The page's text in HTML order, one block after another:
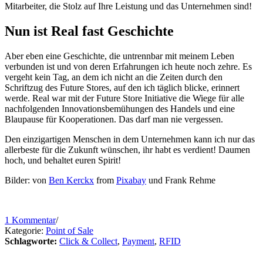
Mitarbeiter, die Stolz auf Ihre Leistung und das Unternehmen sind!
Nun ist Real fast Geschichte
Aber eben eine Geschichte, die untrennbar mit meinem Leben
verbunden ist und von deren Erfahrungen ich heute noch zehre. Es
vergeht kein Tag, an dem ich nicht an die Zeiten durch den
Schriftzug des Future Stores, auf den ich täglich blicke, erinnert
werde. Real war mit der Future Store Initiative die Wiege für alle
nachfolgenden Innovationsbemühungen des Handels und eine
Blaupause für Kooperationen. Das darf man nie vergessen.
Den einzigartigen Menschen in dem Unternehmen kann ich nur das
allerbeste für die Zukunft wünschen, ihr habt es verdient! Daumen
hoch, und behaltet euren Spirit!
Bilder: von Ben Kerckx from Pixabay und Frank Rehme
1 Kommentar/
Kategorie: Point of Sale
Schlagworte: Click & Collect, Payment, RFID